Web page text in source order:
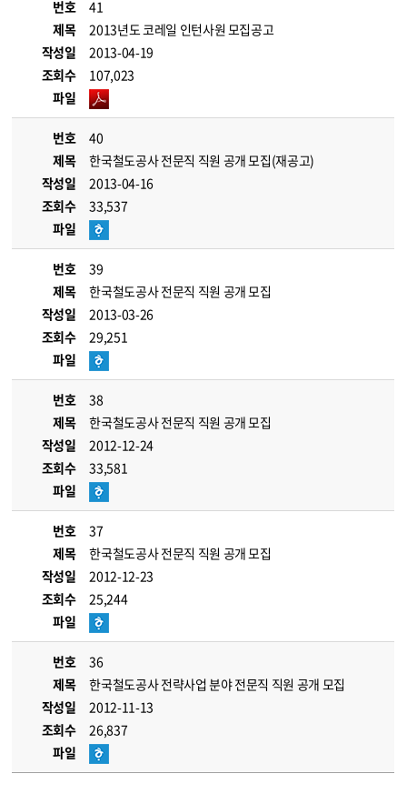
번호
41
제목
2013년도 코레일 인턴사원 모집공고
작성일
2013-04-19
조회수
107,023
파일
번호
40
제목
한국철도공사 전문직 직원 공개 모집(재공고)
작성일
2013-04-16
조회수
33,537
파일
번호
39
제목
한국철도공사 전문직 직원 공개 모집
작성일
2013-03-26
조회수
29,251
파일
번호
38
제목
한국철도공사 전문직 직원 공개 모집
작성일
2012-12-24
조회수
33,581
파일
번호
37
제목
한국철도공사 전문직 직원 공개 모집
작성일
2012-12-23
조회수
25,244
파일
번호
36
제목
한국철도공사 전략사업 분야 전문직 직원 공개 모집
작성일
2012-11-13
조회수
26,837
파일